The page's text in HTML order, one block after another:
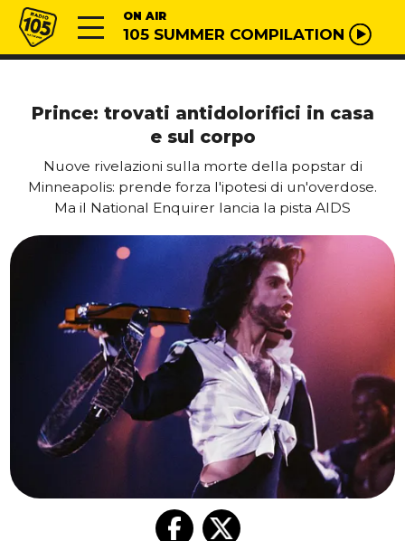
Vai al contenuto
Radio 105 ON AIR
105 SUMMER COMPILATION
Prince: trovati antidolorifici in casa
e sul corpo
Nuove rivelazioni sulla morte della popstar di
Minneapolis: prende forza l'ipotesi di un'overdose.
Ma il National Enquirer lancia la pista AIDS